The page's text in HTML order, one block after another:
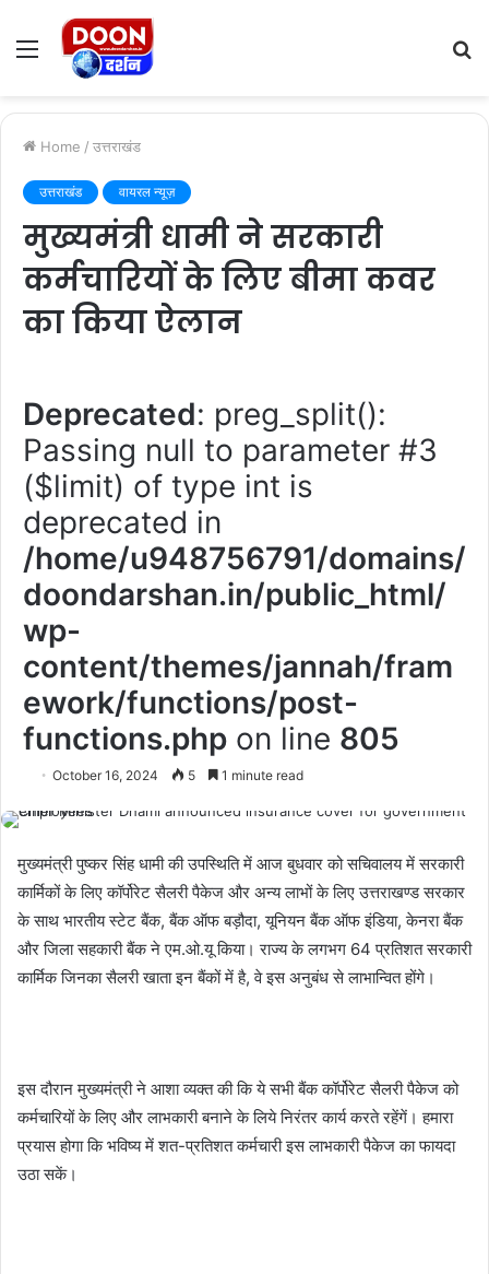
Menu
Home / उत्तराखंड
उत्तराखंड वायरल न्यूज़
मुख्यमंत्री धामी ने सरकारी
कर्मचारियों के लिए बीमा कवर
का किया ऐलान
Deprecated: preg_split():
Passing null to parameter #3
($limit) of type int is
deprecated in
/home/u948756791/domains/
doondarshan.in/public_html/
wp-
content/themes/jannah/fram
ework/functions/post-
functions.php on line 805
October 16, 2024 5 1 minute read
मुख्यमंत्री पुष्कर सिंह धामी की उपस्थिति में आज बुधवार को सचिवालय में सरकारी
कार्मिकों के लिए कॉर्पोरेट सैलरी पैकेज और अन्य लाभों के लिए उत्तराखण्ड सरकार
के साथ भारतीय स्टेट बैंक, बैंक ऑफ बड़ौदा, यूनियन बैंक ऑफ इंडिया, केनरा बैंक
और जिला सहकारी बैंक ने एम.ओ.यू किया। राज्य के लगभग 64 प्रतिशत सरकारी
कार्मिक जिनका सैलरी खाता इन बैंकों में है, वे इस अनुबंध से लाभान्वित होंगे।
इस दौरान मुख्यमंत्री ने आशा व्यक्त की कि ये सभी बैंक कॉर्पोरेट सैलरी पैकेज को
कर्मचारियों के लिए और लाभकारी बनाने के लिये निरंतर कार्य करते रहेंगें। हमारा
प्रयास होगा कि भविष्य में शत-प्रतिशत कर्मचारी इस लाभकारी पैकेज का फायदा
उठा सकें।